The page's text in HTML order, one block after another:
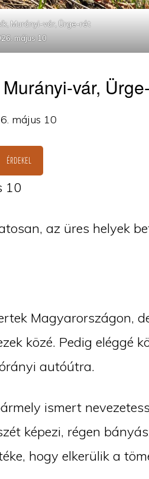
Murányi-vár, Ürge-rét
május 10
vár,
május 10
ÉRDEKEL
10
az üres helyek
Magyarországon,
közé. Pedig eléggé
autóútra.
ismert
képezi, régen
hogy elkerülik a